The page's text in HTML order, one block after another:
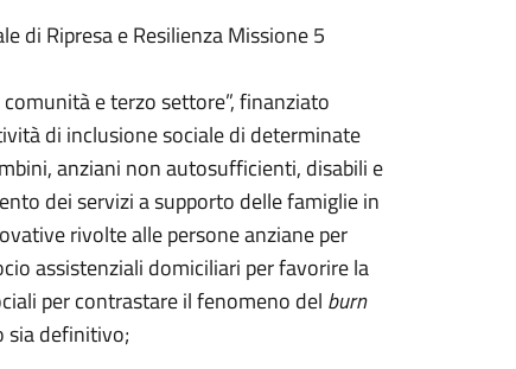
di Ripresa e Resilienza Missione 5
e terzo settore”, finanziato
di inclusione sociale di determinate
anziani non autosufficienti, disabili e
dei servizi a supporto delle famiglie in
rivolte alle persone anziane per
assistenziali domiciliari per favorire la
per contrastare il fenomeno del burn
sia definitivo;